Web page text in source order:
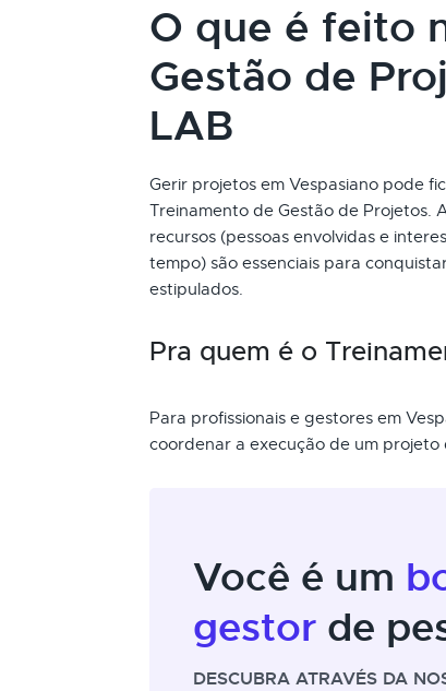
O que é feito
Gestão de
LAB
Gerir projetos em Vespasiano pode
Treinamento de Gestão de Projetos.
recursos (pessoas envolvidas e
tempo) são essenciais para
estipulados.
Pra quem é o
Para profissionais e gestores em
coordenar a execução de um projeto
Você é um
gestor de
DESCUBRA ATRAVÉS DA